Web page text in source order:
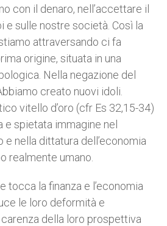
con il denaro, nell’accettare il
e sulle nostre società. Così la
attraversando ci fa
origine, situata in una
Nella negazione del
creato nuovi idoli.
vitello d’oro (cfr Es 32,15-34)
e spietata immagine nel
nella dittatura dell’economia
realmente umano.
tocca la finanza e l’economia
le loro deformità e
della loro prospettiva